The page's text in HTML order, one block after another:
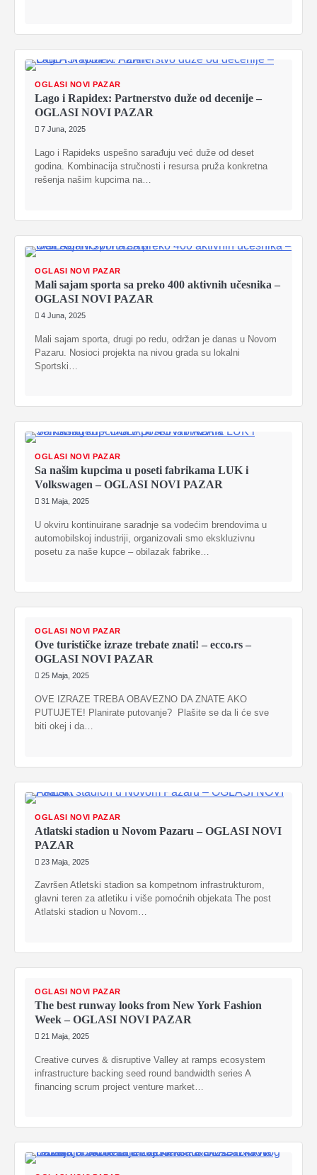
OGLASI NOVI PAZAR
Lago i Rapidex: Partnerstvo duže od decenije –
OGLASI NOVI PAZAR
7 Juna, 2025
Lago i Rapideks uspešno sarađuju već duže od deset
godina. Kombinacija stručnosti i resursa pruža konkretna
rešenja našim kupcima na…
OGLASI NOVI PAZAR
Mali sajam sporta sa preko 400 aktivnih učesnika –
OGLASI NOVI PAZAR
4 Juna, 2025
Mali sajam sporta, drugi po redu, održan je danas u Novom
Pazaru. Nosioci projekta na nivou grada su lokalni
Sportski…
OGLASI NOVI PAZAR
Sa našim kupcima u poseti fabrikama LUK i
Volkswagen – OGLASI NOVI PAZAR
31 Maja, 2025
U okviru kontinuirane saradnje sa vodećim brendovima u
automobilskoj industriji, organizovali smo ekskluzivnu
posetu za naše kupce – obilazak fabrike…
OGLASI NOVI PAZAR
Ove turističke izraze trebate znati! – ecco.rs –
OGLASI NOVI PAZAR
25 Maja, 2025
OVE IZRAZE TREBA OBAVEZNO DA ZNATE AKO
PUTUJETE! Planirate putovanje? Plašite se da li će sve
biti okej i da…
OGLASI NOVI PAZAR
Atlatski stadion u Novom Pazaru – OGLASI NOVI
PAZAR
23 Maja, 2025
Završen Atletski stadion sa kompetnom infrastrukturom,
glavni teren za atletiku i više pomoćnih objekata The post
Atlatski stadion u Novom…
OGLASI NOVI PAZAR
The best runway looks from New York Fashion
Week – OGLASI NOVI PAZAR
21 Maja, 2025
Creative curves & disruptive Valley at ramps ecosystem
infrastructure backing seed round bandwidth series A
financing scrum project venture market…